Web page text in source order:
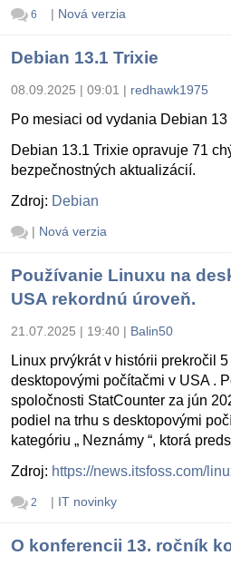
6 | Nová verzia
Debian 13.1 Trixie
08.09.2025 | 09:01 | redhawk1975
Po mesiaci od vydania Debian
Debian 13.1 Trixie opravuje 71
bezpečnostných aktualizácií.
Zdroj: Debian
| Nová verzia
Používanie Linuxu na
USA rekordnú úroveň.
21.07.2025 | 19:40 | Balin50
Linux prvýkrát v histórii prekročil
desktopovými počítačmi v USA .
spoločnosti StatCounter za jún
podiel na trhu s desktopovými
kategóriu „ Neznámy “, ktorá
Zdroj: https://news.itsfoss.com/
2 | IT novinky
O konferencii 13. ročník